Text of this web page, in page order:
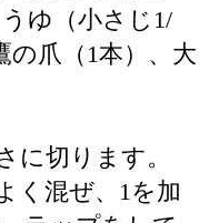
うゆ（小さじ1/
の爪（1本）、大
に切ります。
く混ぜ、1を加